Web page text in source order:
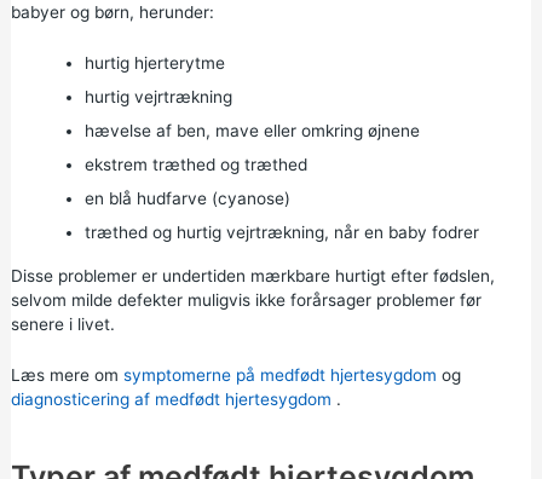
babyer og børn, herunder:
hurtig hjerterytme
hurtig vejrtrækning
hævelse af ben, mave eller omkring øjnene
ekstrem træthed og træthed
en blå hudfarve (cyanose)
træthed og hurtig vejrtrækning, når en baby fodrer
Disse problemer er undertiden mærkbare hurtigt efter fødslen,
selvom milde defekter muligvis ikke forårsager problemer før
senere i livet.
Læs mere om symptomerne på medfødt hjertesygdom og
diagnosticering af medfødt hjertesygdom .